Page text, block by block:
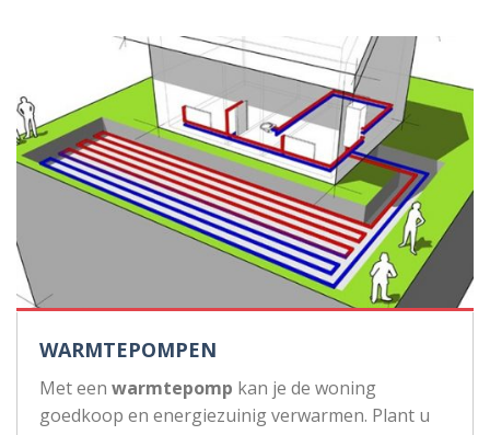
WARMTEPOMPEN
Met een warmtepomp kan je de woning
goedkoop en energiezuinig verwarmen. Plant u